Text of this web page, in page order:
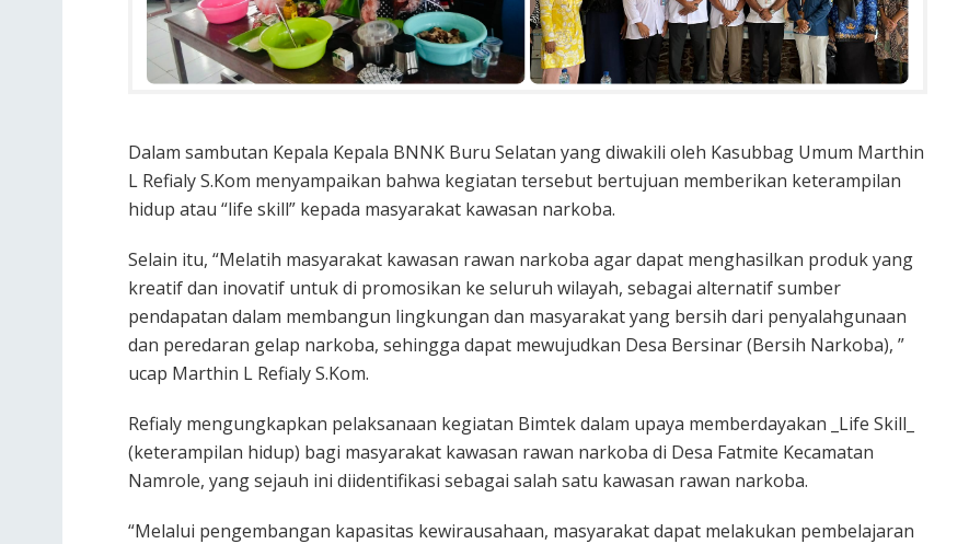
Dalam sambutan Kepala Kepala BNNK Buru Selatan yang diwakili oleh Kasubbag Umum Marthin
L Refialy S.Kom menyampaikan bahwa kegiatan tersebut bertujuan memberikan keterampilan
hidup atau “life skill” kepada masyarakat kawasan narkoba.
Selain itu, “Melatih masyarakat kawasan rawan narkoba agar dapat menghasilkan produk yang
kreatif dan inovatif untuk di promosikan ke seluruh wilayah, sebagai alternatif sumber
pendapatan dalam membangun lingkungan dan masyarakat yang bersih dari penyalahgunaan
dan peredaran gelap narkoba, sehingga dapat mewujudkan Desa Bersinar (Bersih Narkoba), ”
ucap Marthin L Refialy S.Kom.
Refialy mengungkapkan pelaksanaan kegiatan Bimtek dalam upaya memberdayakan _Life Skill_
(keterampilan hidup) bagi masyarakat kawasan rawan narkoba di Desa Fatmite Kecamatan
Namrole, yang sejauh ini diidentifikasi sebagai salah satu kawasan rawan narkoba.
“Melalui pengembangan kapasitas kewirausahaan, masyarakat dapat melakukan pembelajaran